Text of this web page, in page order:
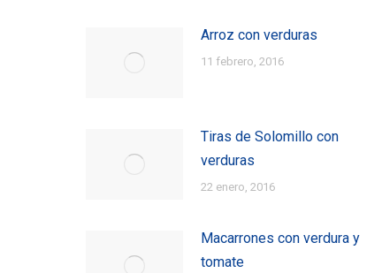
Arroz con verduras
11 febrero, 2016
Tiras de Solomillo con
verduras
22 enero, 2016
Macarrones con verdura y
tomate